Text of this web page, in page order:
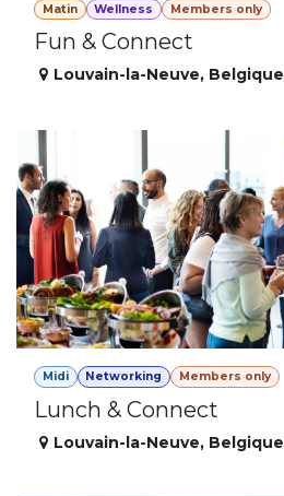
Matin Wellness Members only
Fun & Connect
Louvain-la-Neuve, Belgique
Midi Networking Members only
Lunch & Connect
Louvain-la-Neuve, Belgique